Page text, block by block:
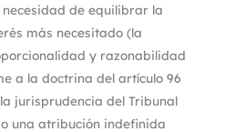
de equilibrar la
más necesitado (la
y razonabilidad
a la doctrina del artículo 96
jurisprudencia del Tribunal
una atribución indefinida